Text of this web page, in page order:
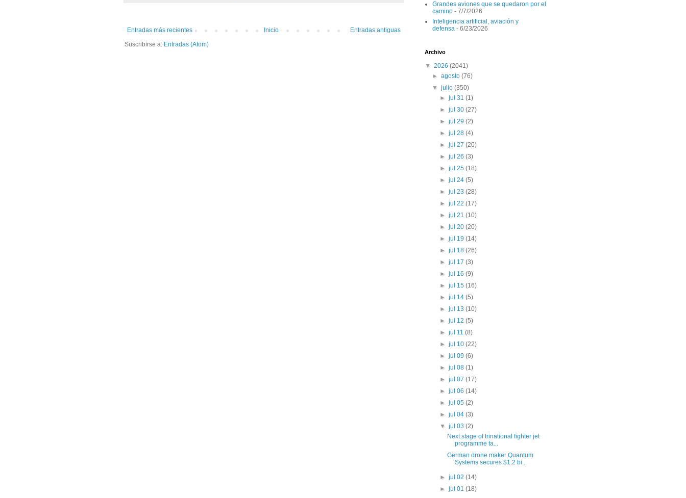
Entradas más recientes Entradas antiguas
Inicio
Suscribirse a: Entradas (Atom)
Grandes aviones que se quedaron por el
camino - 7/7/2026
Inteligencia artificial, aviación y
defensa - 6/23/2026
Archivo
▼ 2026 (2041)
►agosto(76)
▼julio(350)
► jul 31 (1)
► jul 30 (27)
► jul 29 (2)
► jul 28 (4)
► jul 27 (20)
► jul 26 (3)
► jul 25 (18)
► jul 24 (5)
► jul 23 (28)
► jul 22 (17)
► jul 21 (10)
► jul 20 (20)
► jul 19 (14)
► jul 18 (26)
► jul 17 (3)
► jul 16 (9)
► jul 15 (16)
► jul 14 (5)
► jul 13 (10)
► jul 12 (5)
► jul 11 (8)
► jul 10 (22)
► jul 09 (6)
► jul 08 (1)
► jul 07 (17)
► jul 06 (14)
► jul 05 (2)
► jul 04 (3)
▼ jul 03 (2)
Next stage of trinational fighter jet
programme ta...
German drone maker Quantum
Systems secures $1.2 bi...
► jul 02 (14)
► jul 01 (18)